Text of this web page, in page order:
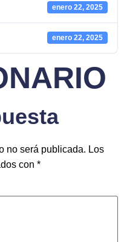
enero 22, 2025
enero 22, 2025
no será publicada. Los
con *